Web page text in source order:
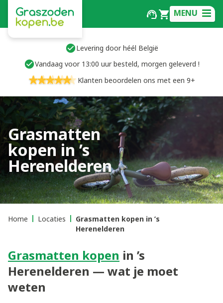
MENU
Levering door héél België
Vandaag voor 13:00 uur besteld, morgen geleverd !
Klanten beoordelen ons met een 9+
Grasmatten
kopen in ’s
Herenelderen
Home Locaties
Grasmatten kopen in ’s
Herenelderen
Grasmatten kopen in ’s
Herenelderen — wat je moet
weten